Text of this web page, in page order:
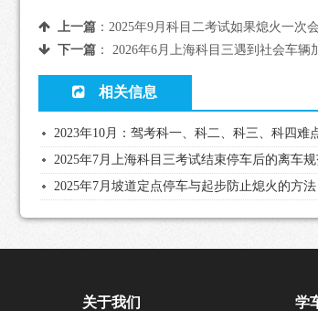
上一篇： 2025年9月科目二考试如果熄火一次
下一篇： 2026年6月上海科目三遇到社会车辆
相关信息
2023年10月：驾考科一、科二、科三、科四难
2025年7月上海科目三考试结束停车后的离车
2025年7月坡道定点停车与起步防止熄火的方法
关于我们 学